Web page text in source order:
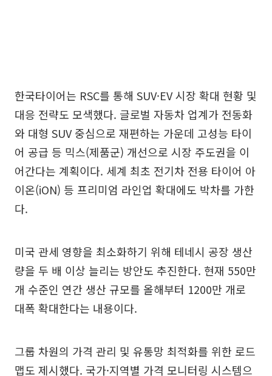
한국타이어는 RSC를 통해 SUV·EV 시장 확대 현황 및
대응 전략도 모색했다. 글로벌 자동차 업계가 전동화
와 대형 SUV 중심으로 재편하는 가운데 고성능 타이
어 공급 등 믹스(제품군) 개선으로 시장 주도권을 이
어간다는 계획이다. 세계 최초 전기차 전용 타이어 아
이온(iON) 등 프리미엄 라인업 확대에도 박차를 가한
다.
미국 관세 영향을 최소화하기 위해 테네시 공장 생산
량을 두 배 이상 늘리는 방안도 추진한다. 현재 550만
개 수준인 연간 생산 규모를 올해부터 1200만 개로
대폭 확대한다는 내용이다.
그룹 차원의 가격 관리 및 유통망 최적화를 위한 로드
맵도 제시했다. 국가·지역별 가격 모니터링 시스템으